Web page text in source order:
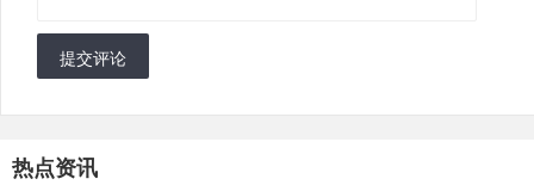
提交评论
热点资讯